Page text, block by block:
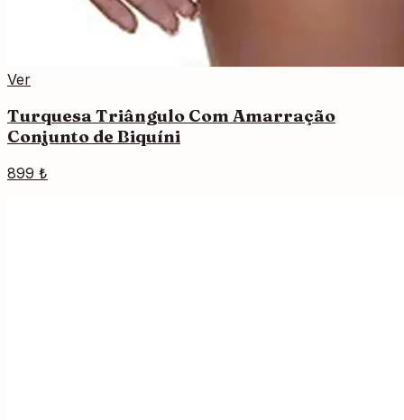
Ver
Turquesa Triângulo Com Amarração
Conjunto de Biquíni
899 ₺